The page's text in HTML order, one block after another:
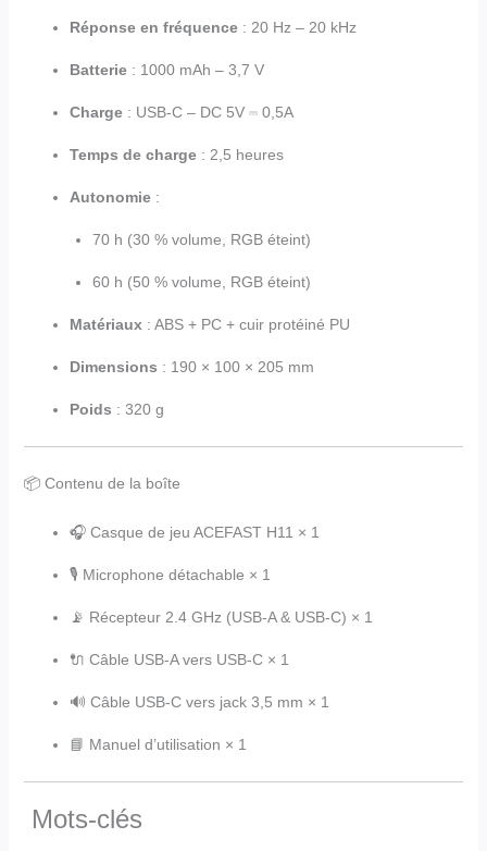
Réponse en fréquence: 20 Hz – 20 kHz
Batterie: 1000 mAh – 3,7 V
Charge: USB-C – DC 5V ⎓ 0,5A
Temps de charge: 2,5 heures
Autonomie:
70 h (30 % volume, RGB éteint)
60 h (50 % volume, RGB éteint)
Matériaux : ABS + PC + cuir protéiné PU
Dimensions : 190 × 100 × 205 mm
Poids : 320 g
📦 Contenu de la boîte
🎧 Casque de jeu ACEFAST H11 × 1
🎙️ Microphone détachable × 1
📡 Récepteur 2.4 GHz (USB-A & USB-C) × 1
🔌 Câble USB-A vers USB-C × 1
🔊 Câble USB-C vers jack 3,5 mm × 1
📘 Manuel d’utilisation × 1
Mots-clés